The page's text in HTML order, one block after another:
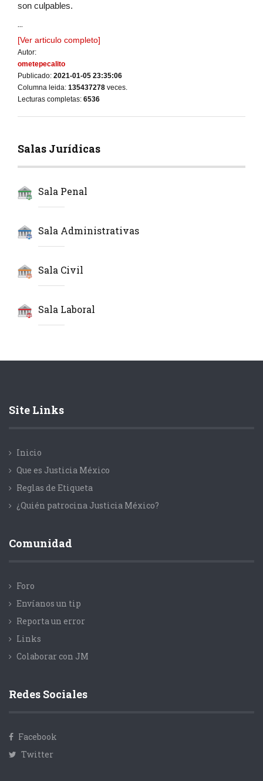
son culpables.
...
[Ver articulo completo]
Autor:
ometepecalito
Publicado: 2021-01-05 23:35:06
Columna leida: 135437278 veces.
Lecturas completas: 6536
Salas Jurídicas
Sala Penal
Sala Administrativas
Sala Civil
Sala Laboral
Site Links
Inicio
Que es Justicia México
Reglas de Etiqueta
¿Quién patrocina Justicia México?
Comunidad
Foro
Envíanos un tip
Reporta un error
Links
Colaborar con JM
Redes Sociales
Facebook
Twitter